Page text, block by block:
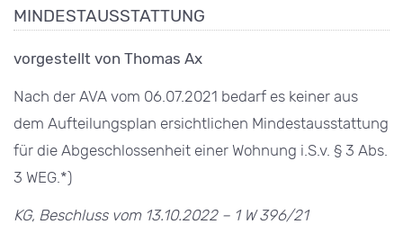
MINDESTAUSSTATTUNG
vorgestellt von Thomas Ax
Nach der AVA vom 06.07.2021 bedarf es keiner aus
dem Aufteilungsplan ersichtlichen Mindestausstattung
für die Abgeschlossenheit einer Wohnung i.S.v. § 3 Abs.
3 WEG.*)
KG, Beschluss vom 13.10.2022 – 1 W 396/21